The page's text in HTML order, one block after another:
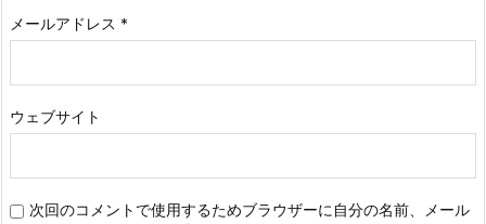
メールアドレス *
ウェブサイト
次回のコメントで使用するためブラウザーに自分の名前、メール